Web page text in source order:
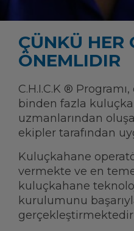
ÇÜNKÜ HER
ÖNEMLIDIR
C.H.I.C.K ®
binden fazla
uzmanlarından
ekipler tarafından
Kuluçkahane
vermekte ve en
kuluçkahane
kurulumunu